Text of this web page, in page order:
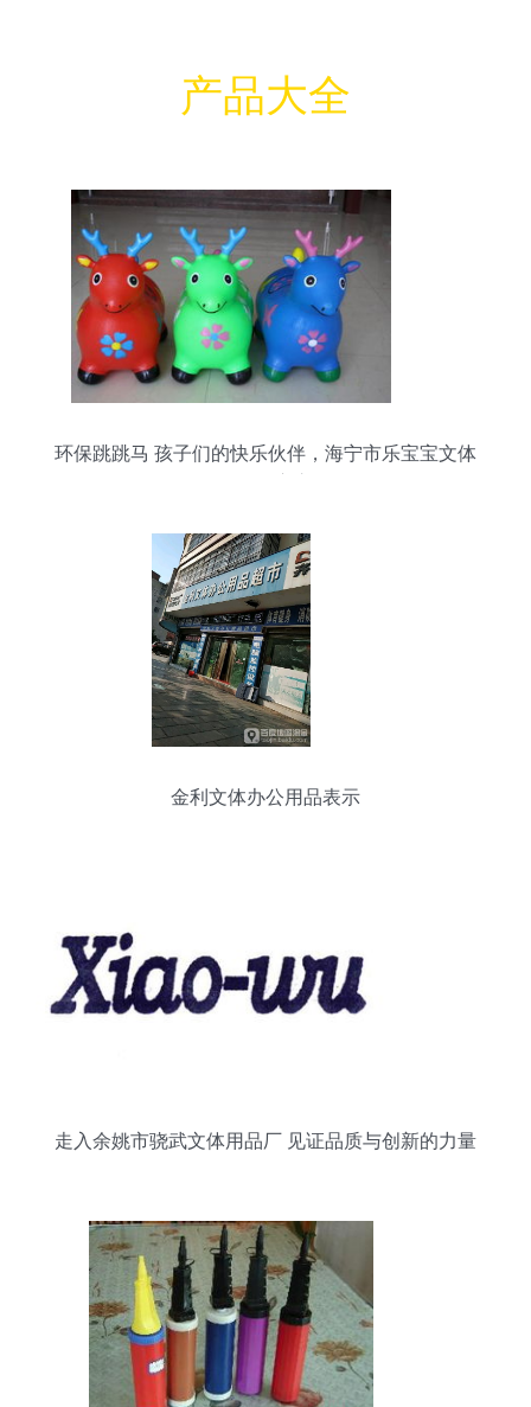
产品大全
环保跳跳马 孩子们的快乐伙伴，海宁市乐宝宝文体
金利文体办公用品表示
走入余姚市骁武文体用品厂 见证品质与创新的力量